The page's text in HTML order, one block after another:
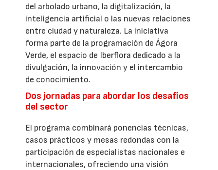
del arbolado urbano, la digitalización, la
inteligencia artificial o las nuevas relaciones
entre ciudad y naturaleza. La iniciativa
forma parte de la programación de Ágora
Verde, el espacio de Iberflora dedicado a la
divulgación, la innovación y el intercambio
de conocimiento.
Dos jornadas para abordar los desafíos
del sector
El programa combinará ponencias técnicas,
casos prácticos y mesas redondas con la
participación de especialistas nacionales e
internacionales, ofreciendo una visión